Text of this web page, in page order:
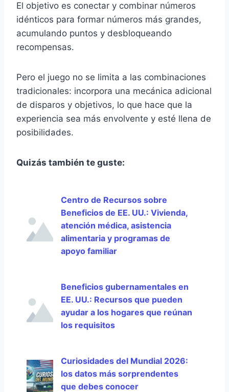
El objetivo es conectar y combinar números
idénticos para formar números más grandes,
acumulando puntos y desbloqueando
recompensas.
Pero el juego no se limita a las combinaciones
tradicionales: incorpora una mecánica adicional
de disparos y objetivos, lo que hace que la
experiencia sea más envolvente y esté llena de
posibilidades.
Quizás también te guste:
Centro de Recursos sobre
Beneficios de EE. UU.: Vivienda,
atención médica, asistencia
alimentaria y programas de
apoyo familiar
Beneficios gubernamentales en
EE. UU.: Recursos que pueden
ayudar a los hogares que reúnan
los requisitos
Curiosidades del Mundial 2026:
los datos más sorprendentes
que debes conocer